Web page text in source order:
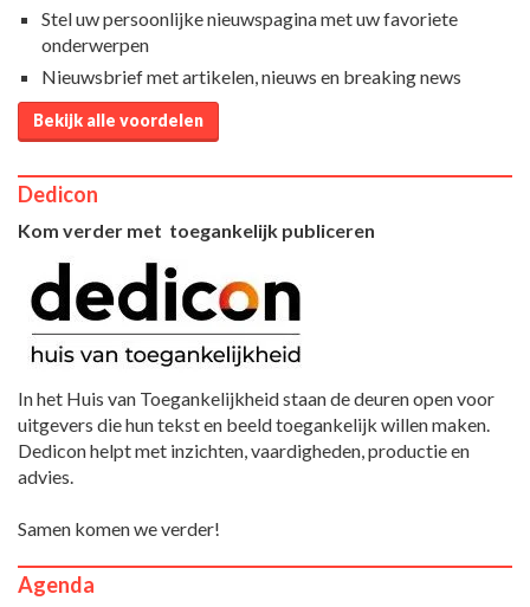
Stel uw persoonlijke nieuwspagina met uw favoriete
onderwerpen
Nieuwsbrief met artikelen, nieuws en breaking news
Bekijk alle voordelen
Dedicon
Kom verder met toegankelijk publiceren
In het Huis van Toegankelijkheid staan de deuren open voor
uitgevers die hun tekst en beeld toegankelijk willen maken.
Dedicon helpt met inzichten, vaardigheden, productie en
advies.
Samen komen we verder!
Agenda